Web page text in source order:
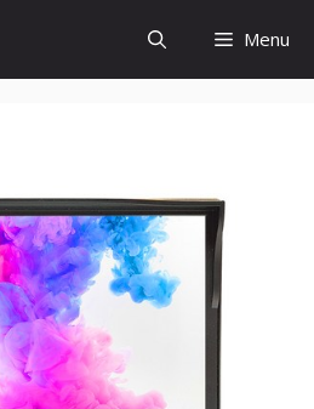
Menu